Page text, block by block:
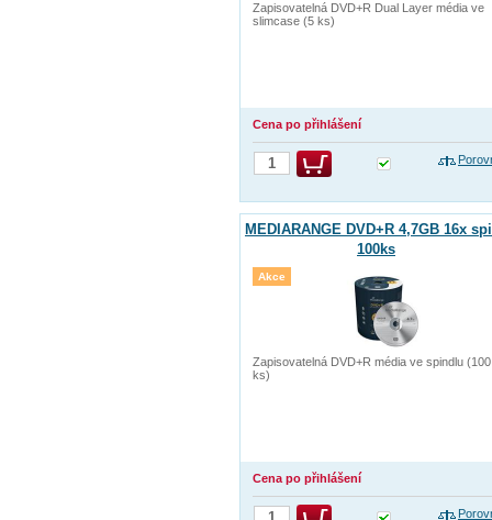
Zapisovatelná DVD+R Dual Layer média ve
slimcase (5 ks)
Cena po přihlášení
MEDIARANGE DVD+R 4,7GB 16x
100ks
Zapisovatelná DVD+R média ve spindlu (100
ks)
Cena po přihlášení
Akce